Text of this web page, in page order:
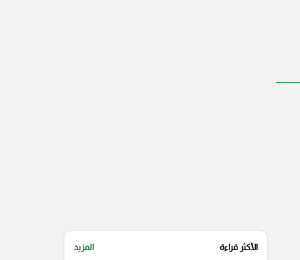
الأكثر قراءة المزيد